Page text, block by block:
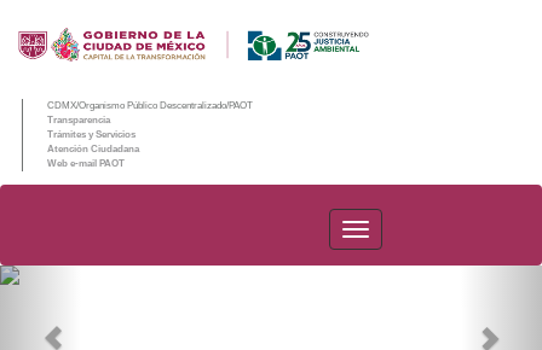
CDMX/Organismo Público Descentralizado/PAOT
Transparencia
Trámites y Servicios
Atención Ciudadana
Web e-mail PAOT
PAOT